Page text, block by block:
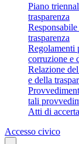
Piano
trasparenza
trasparenza
Regolamenti
corruzione e
Relazione
e della
tali
Atti di
Accesso civico